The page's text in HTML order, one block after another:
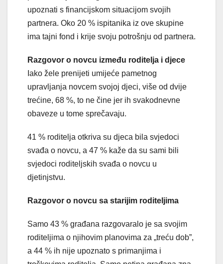
upoznati s financijskom situacijom svojih
partnera. Oko 20 % ispitanika iz ove skupine
ima tajni fond i krije svoju potrošnju od partnera.
Razgovor o novcu između roditelja i djece
Iako žele prenijeti umijeće pametnog
upravljanja novcem svojoj djeci, više od dvije
trećine, 68 %, to ne čine jer ih svakodnevne
obaveze u tome sprečavaju.
41 % roditelja otkriva su djeca bila svjedoci
svađa o novcu, a 47 % kaže da su sami bili
svjedoci roditeljskih svađa o novcu u
djetinjstvu.
Razgovor o novcu sa starijim roditeljima
Samo 43 % građana razgovaralo je sa svojim
roditeljima o njihovim planovima za „treću dob”,
a 44 % ih nije upoznato s primanjima i